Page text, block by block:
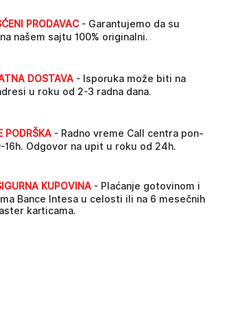
PRODAVAC- Garantujemo da su
našem sajtu 100% originalni.
DOSTAVA - Isporuka može biti na
u roku od 2-3 radna dana.
PODRŠKA - Radno vreme Call centra pon-
16h. Odgovor na upit u roku od 24h.
KUPOVINA - Plaćanje gotovinom i
Bance Intesa u celosti ili na 6 mesečnih
karticama.